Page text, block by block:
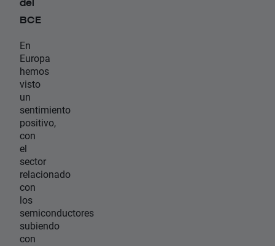
del
BCE
En
Europa
hemos
visto
un
sentimiento
positivo,
con
el
sector
relacionado
con
los
semiconductores
subiendo
con